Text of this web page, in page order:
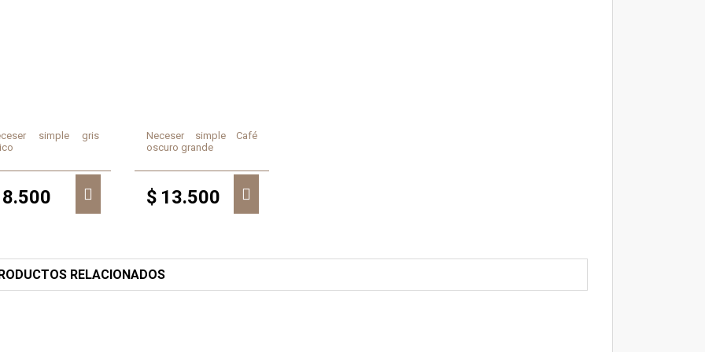
simple gris
8.500
Neceser simple Café
oscuro grande
$ 13.500
RELACIONADOS